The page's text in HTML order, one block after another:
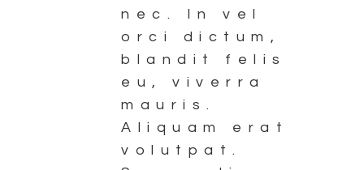
nec. In vel
orci dictum,
blandit felis
eu, viverra
mauris.
Aliquam erat
volutpat.